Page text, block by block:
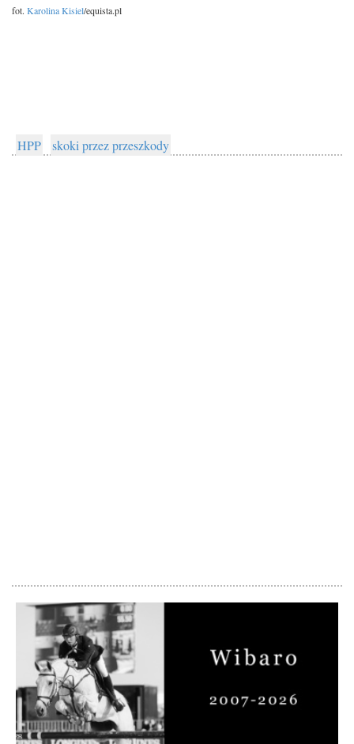
fot. Karolina Kisiel/equista.pl
HPP skoki przez przeszkody